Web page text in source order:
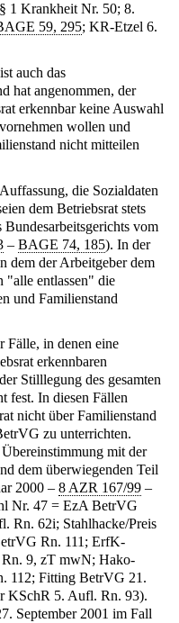
1 Krankheit Nr. 50; 8.
59, 295; KR-Etzel 6.
auch das
hat angenommen, der
erkennbar keine Auswahl
wollen und
nicht mitteilen
die Sozialdaten
dem Betriebsrat stets
vom
– BAGE 74, 185). In der
dem der Arbeitgeber dem
"alle entlassen" die
und Familienstand
Fälle, in denen eine
erkennbaren
Stilllegung des gesamten
fest. In diesen Fällen
nicht über Familienstand
zu unterrichten.
mit der
dem überwiegenden Teil
2000 – 8 AZR 167/99 –
Nr. 47 = EzA BetrVG
Rn. 62i; Stahlhacke/Preis
Rn. 111; ErfK-
9, zT mwN; Hako-
112; Fitting BetrVG 21.
KSchR 5. Aufl. Rn. 93).
September 2001 im Fall